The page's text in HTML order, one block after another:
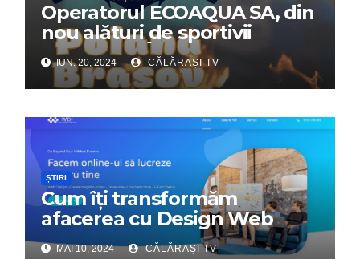
Operatorul ECOAQUA SA, din
nou alături de sportivii
călărășeni. Începe „Prima
Tabără”!
IUN. 20, 2024 CĂLĂRAȘI TV
ȘTIRI
Cum îți transformăm
afacerea cu Design Web
Interactiv – Partenerul tău
MAI 10, 2024 CĂLĂRAȘI TV